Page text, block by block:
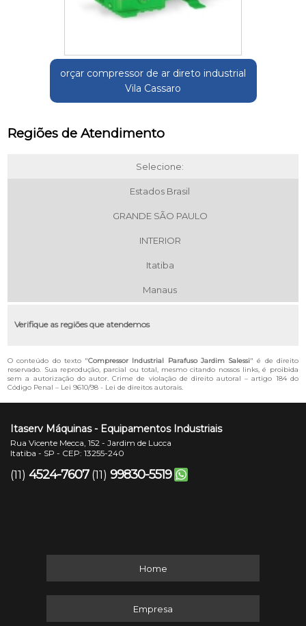
orçar compressor de ar direto industrial
Vila Cassaro
Regiões de Atendimento
Selecione:
Estados Brasil
GRANDE SÃO PAULO
INTERIOR
Itatiba
Manaus
Verifique as regiões que atendemos
O conteúdo do texto "Compressor Industrial Parafuso Jardim Salessi" é de direito
reservado. Sua reprodução, parcial ou total, mesmo citando nossos links, é proibida
sem a autorização do autor. Crime de violação de direito autoral – artigo 184 do
Código Penal – Lei 9610/98 - Lei de direitos autorais.
Itaserv Máquinas - Equipamentos Industriais
Rua Vicente Mecca, 152 - Jardim de Lucca
Itatiba - SP - CEP: 13255-240
(11) 4524-7607 (11) 99830-5519
Home
Empresa